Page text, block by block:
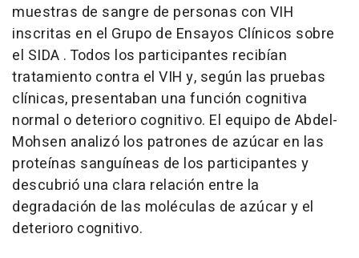
muestras de sangre de personas con VIH
inscritas en el Grupo de Ensayos Clínicos sobre
el SIDA . Todos los participantes recibían
tratamiento contra el VIH y, según las pruebas
clínicas, presentaban una función cognitiva
normal o deterioro cognitivo. El equipo de Abdel-
Mohsen analizó los patrones de azúcar en las
proteínas sanguíneas de los participantes y
descubrió una clara relación entre la
degradación de las moléculas de azúcar y el
deterioro cognitivo.